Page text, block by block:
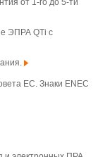
от 1-го до 5-ти
ЭПРА QTi с
ЕС. Знаки ENEC